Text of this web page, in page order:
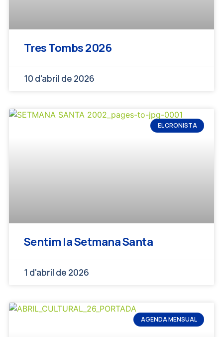
Tres Tombs 2026
10 d'abril de 2026
EL CRONISTA
Sentim la Setmana Santa
1 d'abril de 2026
AGENDA MENSUAL